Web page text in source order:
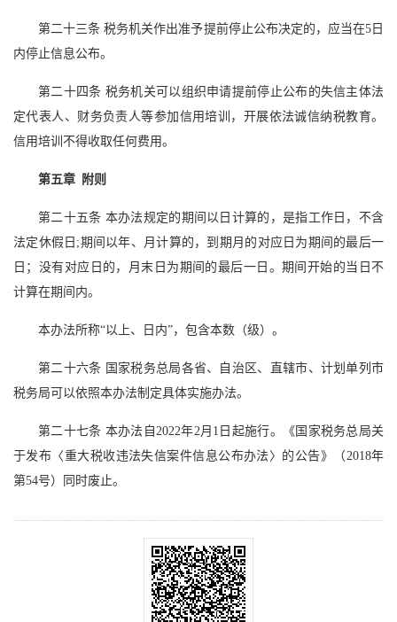
第二十三条 税务机关作出准予提前停止公布决定的，应当在5日
内停止信息公布。
第二十四条 税务机关可以组织申请提前停止公布的失信主体法
定代表人、财务负责人等参加信用培训，开展依法诚信纳税教育。
信用培训不得收取任何费用。
第五章 附则
第二十五条 本办法规定的期间以日计算的，是指工作日，不含
法定休假日;期间以年、月计算的，到期月的对应日为期间的最后一
日；没有对应日的，月末日为期间的最后一日。期间开始的当日不
计算在期间内。
本办法所称“以上、日内”，包含本数（级）。
第二十六条 国家税务总局各省、自治区、直辖市、计划单列市
税务局可以依照本办法制定具体实施办法。
第二十七条 本办法自2022年2月1日起施行。《国家税务总局关
于发布〈重大税收违法失信案件信息公布办法〉的公告》（2018年
第54号）同时废止。